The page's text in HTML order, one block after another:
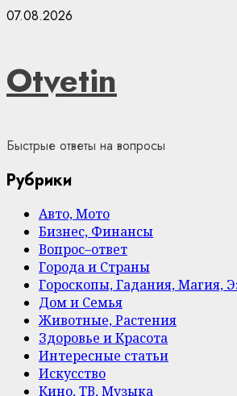
Skip
07.08.2026
Otvetin
Быстрые ответы на вопросы
Рубрики
Авто, Мото
Бизнес, Финансы
Вопрос–ответ
Города и Страны
Гороскопы, Гадания, Магия,
Дом и Семья
Животные, Растения
Здоровье и Красота
Интересные статьи
Искусство
Кино, ТВ, Музыка